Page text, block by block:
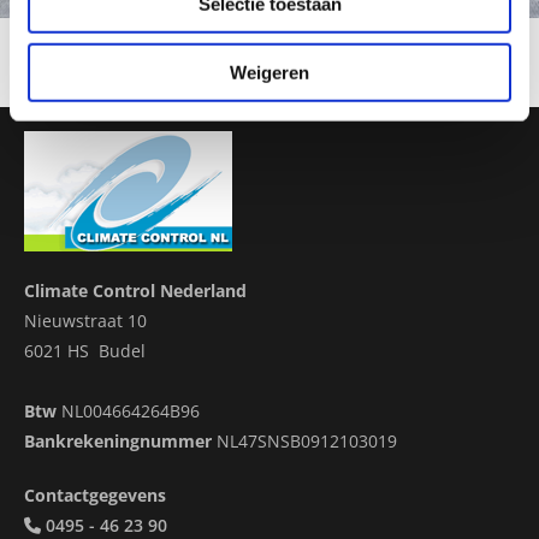
Weigeren
Climate Control Nederland
Nieuwstraat 10
6021 HS Budel
Btw NL004664264B96
Bankrekeningnummer NL47SNSB0912103019
Contactgegevens
 0495 - 46 23 90